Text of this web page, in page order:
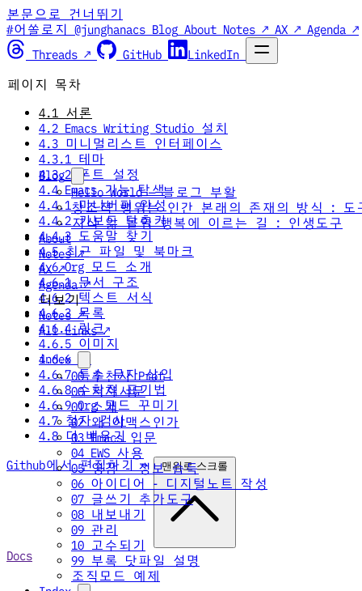
본문으로 건너뛰기
#어쏠로지 @junghanacs Blog About Notes ↗ AX ↗ Agenda ↗
Threads ↗
GitHub LinkedIn
Blog
Hello World — 블로그 부활
창조적 행위는 인간 본래의 존재의 방식 : 도
지식 앎 몰입 행복에 이르는 길 : 인생도구
About
Notes ↗
AX ↗
Agenda ↗
더보기
Notes ↗
All Links ↗
index
00 추천사 Prot
00 저자서문
01 소개
02 왜 이맥스인가
03 Emacs 입문
04 EWS 사용
05 영감 - 정보 습득
06 아이디어 - 디지털노트 작성
07 글쓰기 추가도구
08 내보내기
09 관리
10 고수되기
99 부록 닷파일 설명
조직모드 예제
페이지 목차
4.1 서론
4.2 Emacs Writing Studio 설치
4.3 미니멀리스트 인터페이스
4.3.1 테마
4.3.2 폰트 설정
4.4 Emacs 기능 탐색
4.4.1 미니버퍼 완성
4.4.2 키보드 단축키
4.4.3 도움말 찾기
4.5 최근 파일 및 북마크
4.6 Org 모드 소개
4.6.1 문서 구조
4.6.2 텍스트 서식
4.6.3 목록
4.6.4 링크
4.6.5 이미지
4.6.6 표
4.6.7 특수 문자 삽입
4.6.8 수학적 표기법
4.6.9 Org 모드 꾸미기
4.7 철자 검사
4.8 더 배우기
Github에서 편집하기 →
맨위로 스크롤
Docs